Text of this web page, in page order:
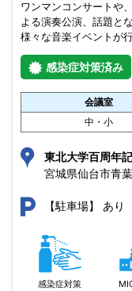
ワンマンコンサートや
よる演奏公演、話題と
様々な音楽イベントが
感染症対策済み
会議室
中・小
東北大学百周年
宮城県仙台市青
【駐車場】 あり
感染症対策